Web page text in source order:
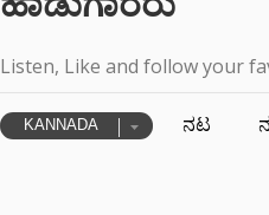
Listen, Like and follow your
KANNADA ನಟ